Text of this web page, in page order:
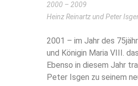
2000 – 2009
Heinz Reinartz und Peter
2001 – im Jahr des
und Königin Maria VIII.
Ebenso in diesem Jahr
Peter Isgen zu seinem